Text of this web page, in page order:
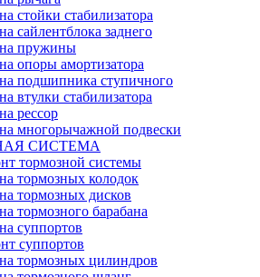
стойки стабилизатора
сайлентблока заднего
пружины
опоры амортизатора
подшипника ступичного
втулки стабилизатора
рессор
многорычажной подвески
СИСТЕМА
тормозной системы
тормозных колодок
тормозных дисков
тормозного барабана
суппортов
суппортов
тормозных цилиндров